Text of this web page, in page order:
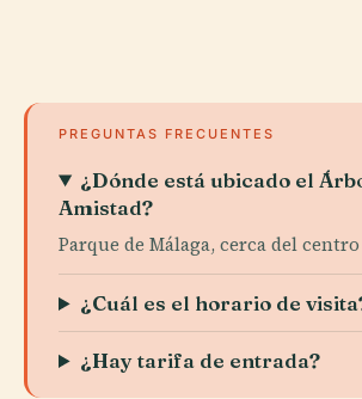
PREGUNTAS FRECUENTES
¿Dónde está ubicado el
Amistad?
Parque de Málaga, cerca del
¿Cuál es el horario de
¿Hay tarifa de entrada?